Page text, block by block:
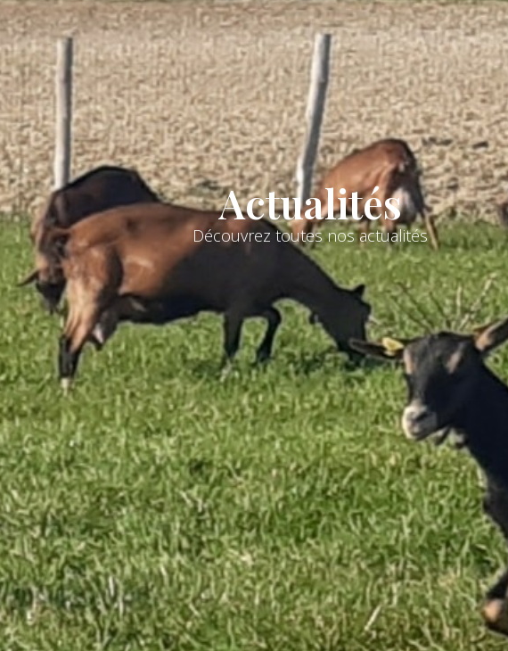
Actualités
Découvrez toutes nos actualités